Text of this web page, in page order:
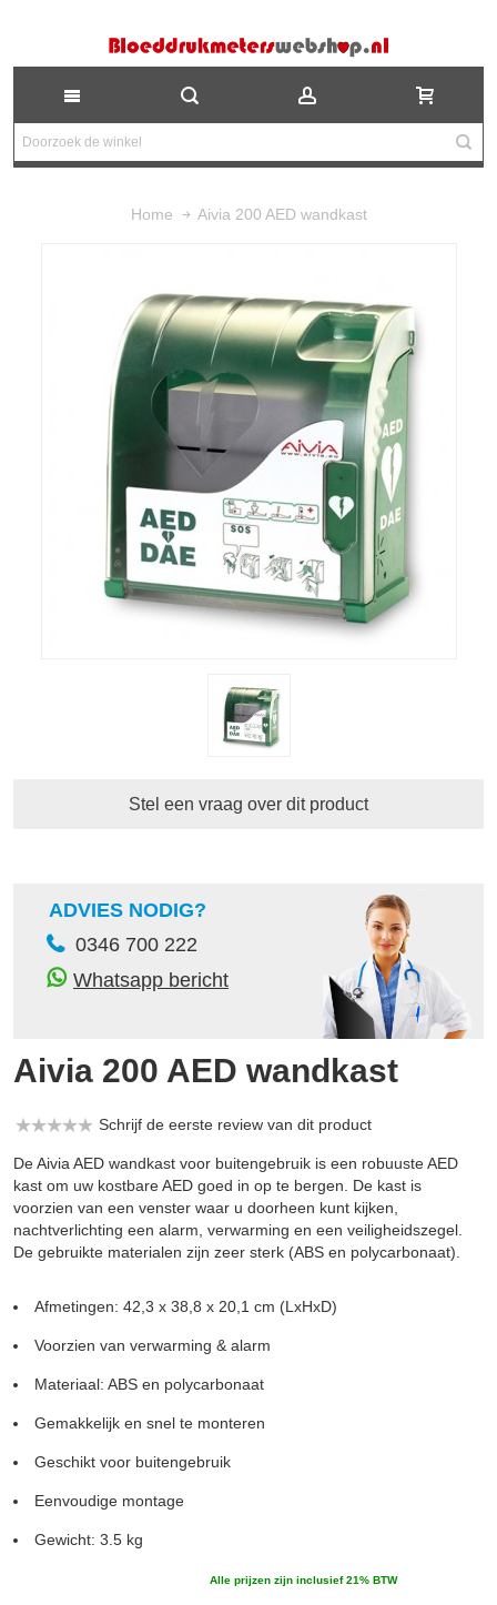
Home Aivia 200 AED wandkast
Stel een vraag over dit product
ADVIES NODIG?
0346 700 222
Whatsapp bericht
Aivia 200 AED wandkast
Schrijf de eerste review van dit product
De Aivia AED wandkast voor buitengebruik is een robuuste AED
kast om uw kostbare AED goed in op te bergen. De kast is
voorzien van een venster waar u doorheen kunt kijken,
nachtverlichting een alarm, verwarming en een veiligheidszegel.
De gebruikte materialen zijn zeer sterk (ABS en polycarbonaat).
Afmetingen: 42,3 x 38,8 x 20,1 cm (LxHxD)
Voorzien van verwarming & alarm
Materiaal: ABS en polycarbonaat
Gemakkelijk en snel te monteren
Geschikt voor buitengebruik
Eenvoudige montage
Gewicht: 3.5 kg
Alle prijzen zijn inclusief 21% BTW